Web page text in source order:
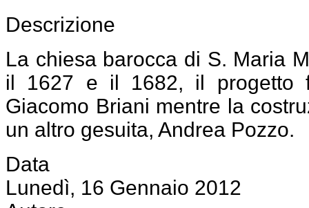
Descrizione
La chiesa barocca di S. Maria
il 1627 e il 1682, il progetto
Giacomo Briani mentre la
un altro gesuita, Andrea Pozzo.
Data
Lunedì, 16 Gennaio 2012